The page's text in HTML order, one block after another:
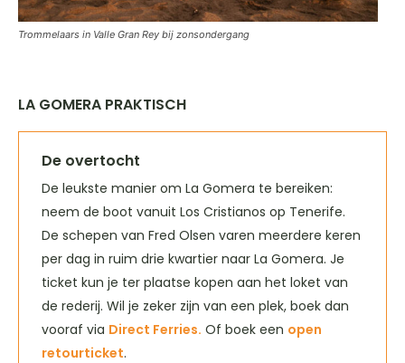
Trommelaars in Valle Gran Rey bij zonsondergang
LA GOMERA PRAKTISCH
De overtocht
De leukste manier om La Gomera te bereiken:
neem de boot vanuit Los Cristianos op Tenerife.
De schepen van Fred Olsen varen meerdere keren
per dag in ruim drie kwartier naar La Gomera. Je
ticket kun je ter plaatse kopen aan het loket van
de rederij. Wil je zeker zijn van een plek, boek dan
vooraf via Direct Ferries. Of boek een open
retourticket.